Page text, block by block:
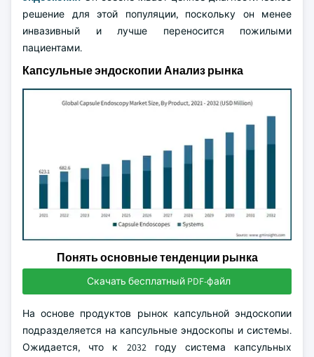
решение для этой популяции, поскольку он менее
инвазивный и лучше переносится пожилыми
пациентами.
Капсульные эндоскопии Анализ рынка
Понять основные тенденции рынка
Скачать бесплатный PDF-файл
На основе продуктов рынок капсульной эндоскопии
подразделяется на капсульные эндоскопы и системы.
Ожидается, что к 2032 году система капсульных